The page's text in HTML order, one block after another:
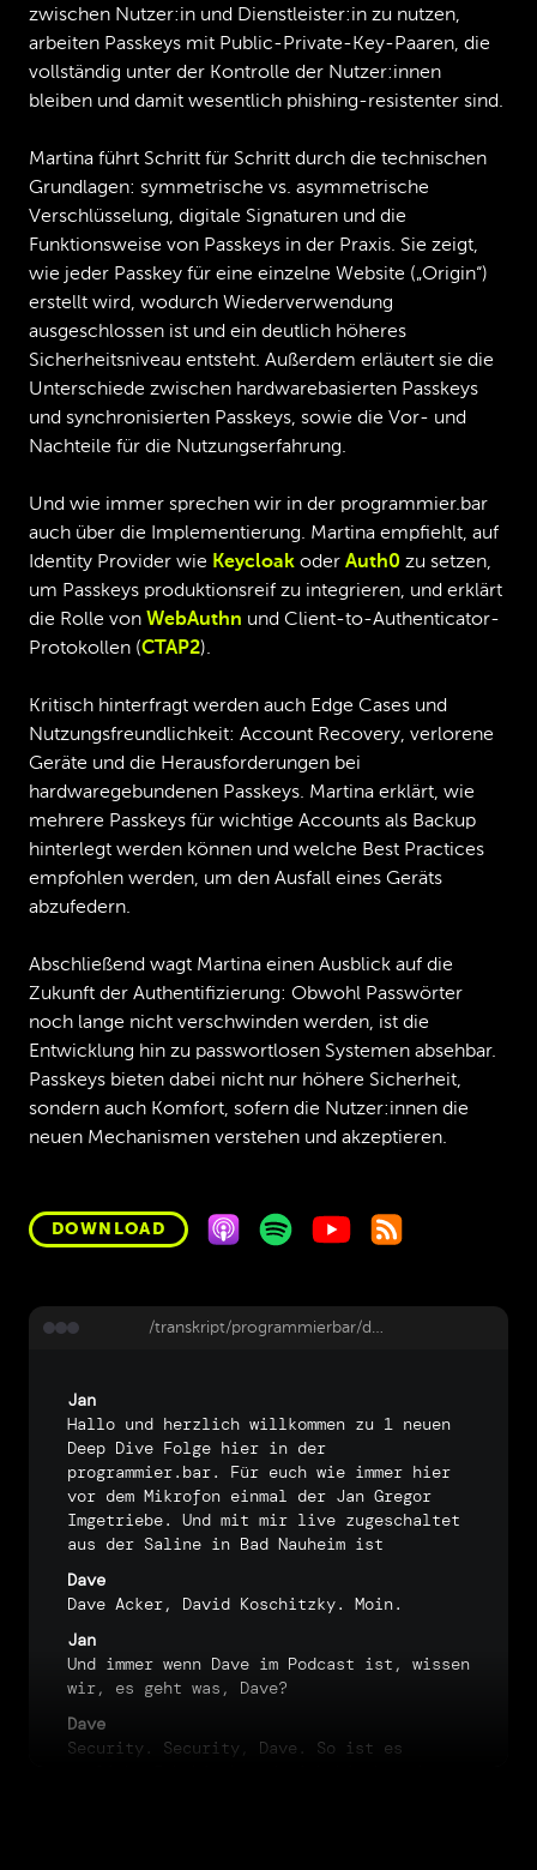
zwischen Nutzer:in und Dienstleister:in zu nutzen,
arbeiten Passkeys mit Public-Private-Key-Paaren, die
vollständig unter der Kontrolle der Nutzer:innen
bleiben und damit wesentlich phishing-resistenter sind.
Martina führt Schritt für Schritt durch die technischen
Grundlagen: symmetrische vs. asymmetrische
Verschlüsselung, digitale Signaturen und die
Funktionsweise von Passkeys in der Praxis. Sie zeigt,
wie jeder Passkey für eine einzelne Website („Origin“)
erstellt wird, wodurch Wiederverwendung
ausgeschlossen ist und ein deutlich höheres
Sicherheitsniveau entsteht. Außerdem erläutert sie die
Unterschiede zwischen hardwarebasierten Passkeys
und synchronisierten Passkeys, sowie die Vor- und
Nachteile für die Nutzungserfahrung.
Und wie immer sprechen wir in der programmier.bar
auch über die Implementierung. Martina empfiehlt, auf
Identity Provider wie Keycloak oder Auth0 zu setzen,
um Passkeys produktionsreif zu integrieren, und erklärt
die Rolle von WebAuthn und Client-to-Authenticator-
Protokollen (CTAP2).
Kritisch hinterfragt werden auch Edge Cases und
Nutzungsfreundlichkeit: Account Recovery, verlorene
Geräte und die Herausforderungen bei
hardwaregebundenen Passkeys. Martina erklärt, wie
mehrere Passkeys für wichtige Accounts als Backup
hinterlegt werden können und welche Best Practices
empfohlen werden, um den Ausfall eines Geräts
abzufedern.
Abschließend wagt Martina einen Ausblick auf die
Zukunft der Authentifizierung: Obwohl Passwörter
noch lange nicht verschwinden werden, ist die
Entwicklung hin zu passwortlosen Systemen absehbar.
Passkeys bieten dabei nicht nur höhere Sicherheit,
sondern auch Komfort, sofern die Nutzer:innen die
neuen Mechanismen verstehen und akzeptieren.
DOWNLOAD
/transkript/programmierbar/deep-dive-207-passkeys-mit-martina-kraus
Jan
Hallo und herzlich willkommen zu 1 neuen
Deep Dive Folge hier in der
programmier.bar. Für euch wie immer hier
vor dem Mikrofon einmal der Jan Gregor
Imgetriebe. Und mit mir live zugeschaltet
aus der Saline in Bad Nauheim ist
Dave
Dave Acker, David Koschitzky. Moin.
Jan
Und immer wenn Dave im Podcast ist, wissen
wir, es geht was, Dave?
Dave
Security. Security, Dave. So ist es